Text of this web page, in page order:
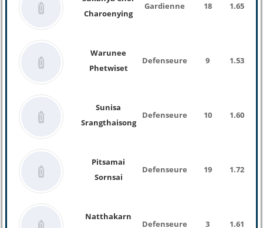
Charoenying
Gardienne 18 1.65
Warunee
Phetwiset
Defenseure 9 1.53
Sunisa
Srangthaisong
Defenseure 10 1.60
Pitsamai
Sornsai
Defenseure 19 1.72
Natthakarn
Defenseure 3 1.61